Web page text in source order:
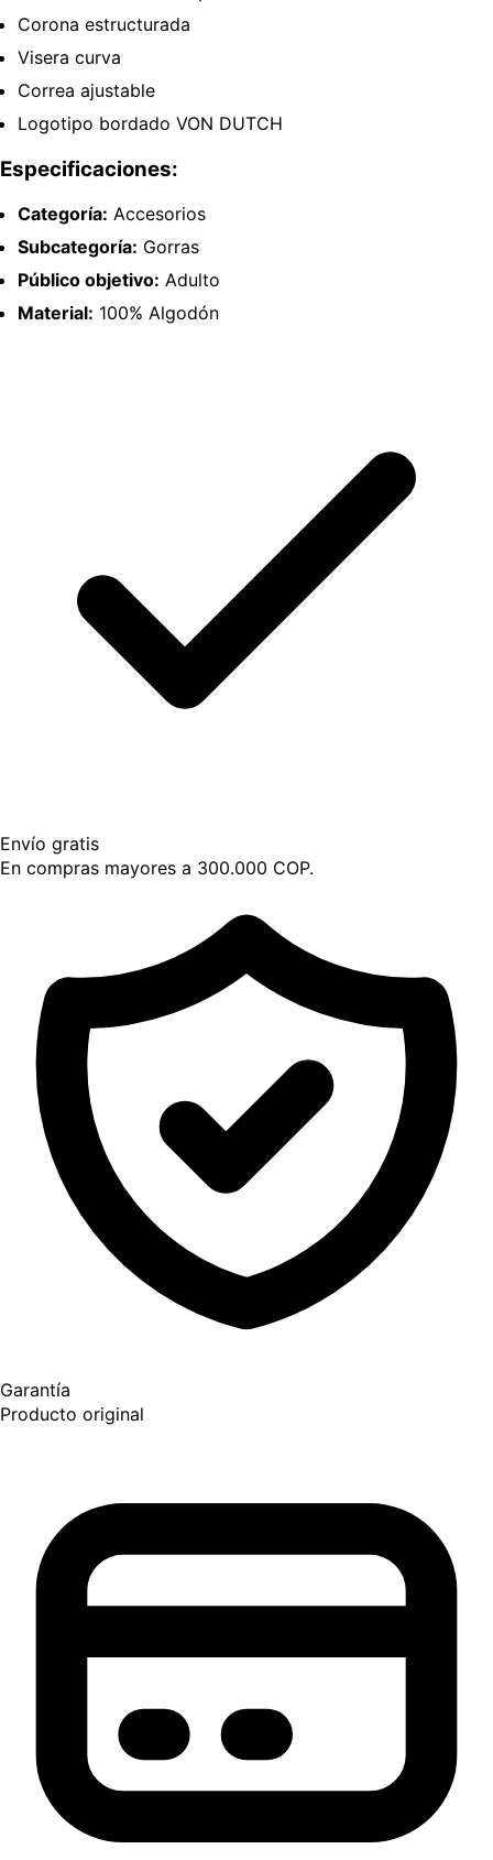
Corona estructurada
Visera curva
Correa ajustable
Logotipo bordado VON DUTCH
Especificaciones:
Categoría: Accesorios
Subcategoría: Gorras
Público objetivo: Adulto
Material: 100% Algodón
Envío gratis
En compras mayores a 300.000 COP.
Garantía
Producto original